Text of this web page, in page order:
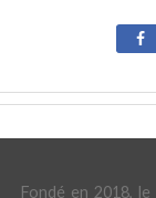
Fondé en 2018, le